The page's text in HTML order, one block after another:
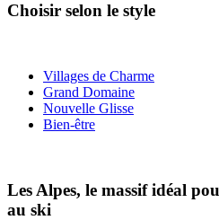
Choisir selon le style
Villages de Charme
Grand Domaine
Nouvelle Glisse
Bien-être
Les Alpes, le massif idéal
au ski